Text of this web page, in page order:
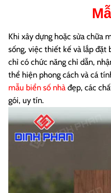
Khi xây dựng hoặc sửa chữa
sống, việc thiết kế và lắp đặt
chỉ có chức năng chỉ dẫn,
thể hiện phong cách và cá
mẫu biển số nhà đẹp, các
gói, uy tín.